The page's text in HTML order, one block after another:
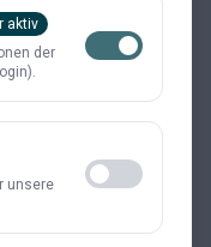
aktiv
der
unsere